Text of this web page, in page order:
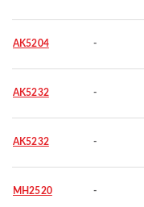
AK5204 -
AK5232 -
AK5232 -
MH2520 -